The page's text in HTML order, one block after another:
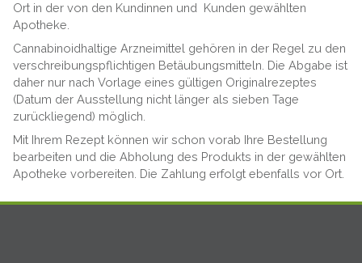
Ort in der von den Kundinnen und Kunden gewählten
Apotheke.
Cannabinoidhaltige Arzneimittel gehören in der Regel zu den
verschreibungspflichtigen Betäubungsmitteln. Die Abgabe ist
daher nur nach Vorlage eines gültigen Originalrezeptes
(Datum der Ausstellung nicht länger als sieben Tage
zurückliegend) möglich.
Mit Ihrem Rezept können wir schon vorab Ihre Bestellung
bearbeiten und die Abholung des Produkts in der gewählten
Apotheke vorbereiten. Die Zahlung erfolgt ebenfalls vor Ort.